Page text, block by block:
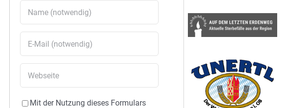
Mit der Nutzung dieses Formulars